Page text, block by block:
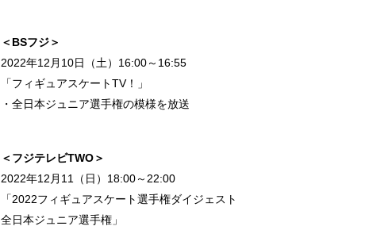
＜BSフジ＞
2022年12月10日（土）16:00～16:55
「フィギュアスケートTV！」
・全日本ジュニア選手権の模様を放送
＜フジテレビTWO＞
2022年12月11（日）18:00～22:00
「2022フィギュアスケート選手権ダイジェスト
全日本ジュニア選手権」